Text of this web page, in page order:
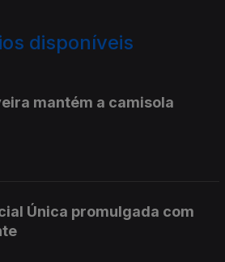
disponíveis
mantém a camisola
Única promulgada com